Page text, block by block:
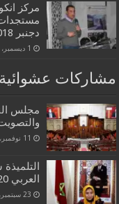
مركز
دجنبر 2018 بالرباط
1 ديسمبر، 2018
مشاركات عشوائية
مجلس
والتصويت
11 نوفمبر، 2020
العربي 2020
23 سبتمبر، 2021